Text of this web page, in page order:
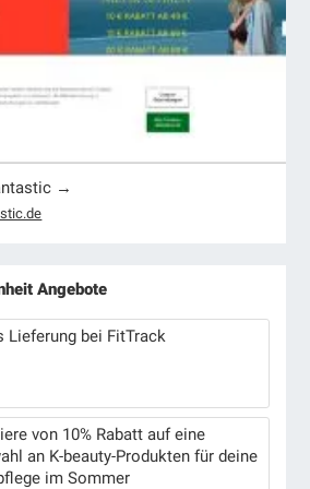
→
Angebote
Lieferung bei FitTrack
von 10% Rabatt auf eine
an K-beauty-Produkten für deine
im Sommer